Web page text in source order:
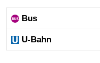
Bus
U-Bahn